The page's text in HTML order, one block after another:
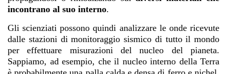
incontrano al suo interno.
Gli scienziati possono quindi analizzare le onde ricevute
dalle stazioni di monitoraggio sismico di tutto il mondo
per effettuare misurazioni del nucleo del pianeta.
Sappiamo, ad esempio, che il nucleo interno della Terra